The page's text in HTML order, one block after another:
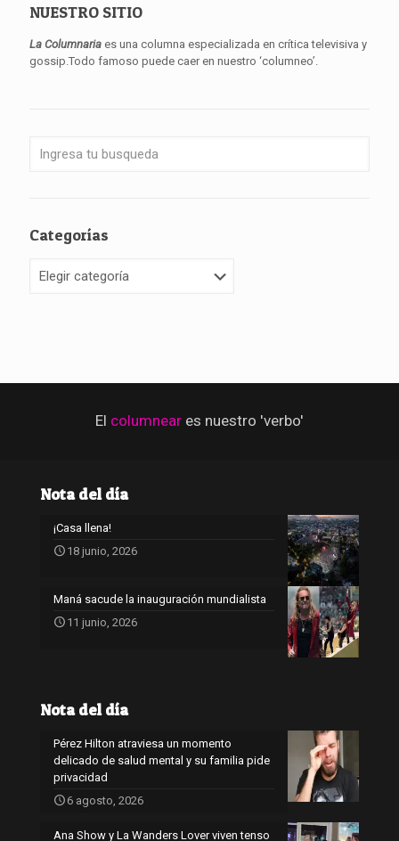
NUESTRO SITIO
La Columnaria es una columna especializada en crítica televisiva y
gossip.Todo famoso puede caer en nuestro ‘columneo’.
Categorías
El columnear es nuestro 'verbo'
Nota del día
¡Casa llena!
18 junio, 2026
Maná sacude la inauguración mundialista
11 junio, 2026
Nota del día
Pérez Hilton atraviesa un momento
delicado de salud mental y su familia pide
privacidad
6 agosto, 2026
Ana Show y La Wanders Lover viven tenso